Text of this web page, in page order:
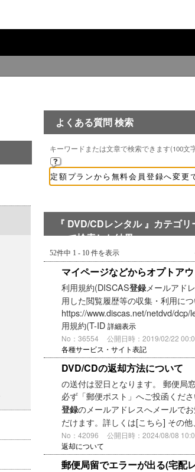
よくある質問 検索
キーワードまたは文章で検索できます(100
『 DVD/CDレンタル 』カテゴ
」 で検索した結果
52件中 1 - 10 件を表示
マイページなどからオプトア
利用規約(DISCAS登録 メールアド
用した閲覧履歴等の収集・利用に
https://www.discas.net/netdvd/
用規約(T-ID 詳細表示
No：36554 公開日時：2019/02/22
各種サービス・サイト表記
DVD/CDの返却方法について
の送付は翌日となります。 郵便局
必ず「郵便ポスト」へご投函くだ
登録のメールアドレスへメールで
だけます。詳しくは[こちら] その
No：42096 公開日時：2024/08/08
返却について
郵便局留でエラーが出る(宅配